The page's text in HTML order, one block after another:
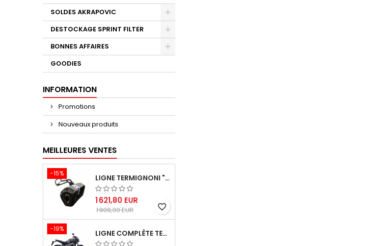
SOLDES AKRAPOVIC
DESTOCKAGE SPRINT FILTER
BONNES AFFAIRES
GOODIES
INFORMATION
Promotions
Nouveaux produits
MEILLEURES VENTES
-15% LIGNE TERMIGNONI "BLACK EDITION" CARBONE POUR YAMAHA TMAX 560 2020-2024
1 621,80 EUR
1 908,00 EUR favorite_border
-19% LIGNE COMPLÈTE TERMIGNONI TITANE YAMAHA MT-09 / XSR 900 / TRACER 900 (2014-2019) – PERFORMANCE & SON RACING